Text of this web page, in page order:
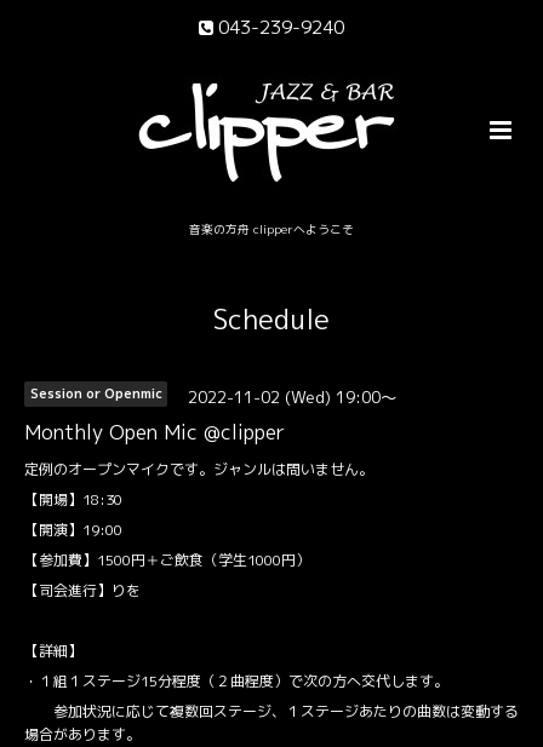
043-239-9240
音楽の方舟 clipperへようこそ
Schedule
Session or Openmic 2022-11-02 (Wed) 19:00～
Monthly Open Mic @clipper
定例のオープンマイクです。ジャンルは問いません。
【開場】18:30
【開演】19:00
【参加費】1500円＋ご飲食（学生1000円）
【司会進行】りを
【詳細】
・１組１ステージ15分程度（２曲程度）で次の方へ交代します。
参加状況に応じて複数回ステージ、１ステージあたりの曲数は変動する
場合があります。